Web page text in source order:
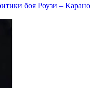
боя Роузи – Карано